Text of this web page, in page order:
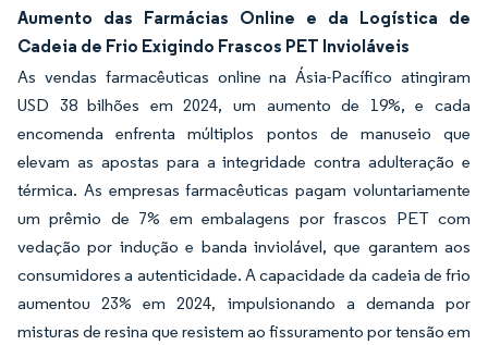
Aumento das Farmácias Online e da Logística de
Cadeia de Frio Exigindo Frascos PET Invioláveis
As vendas farmacêuticas online na Ásia-Pacífico atingiram
USD 38 bilhões em 2024, um aumento de 19%, e cada
encomenda enfrenta múltiplos pontos de manuseio que
elevam as apostas para a integridade contra adulteração e
térmica. As empresas farmacêuticas pagam voluntariamente
um prêmio de 7% em embalagens por frascos PET com
vedação por indução e banda inviolável, que garantem aos
consumidores a autenticidade. A capacidade da cadeia de frio
aumentou 23% em 2024, impulsionando a demanda por
misturas de resina que resistem ao fissuramento por tensão em